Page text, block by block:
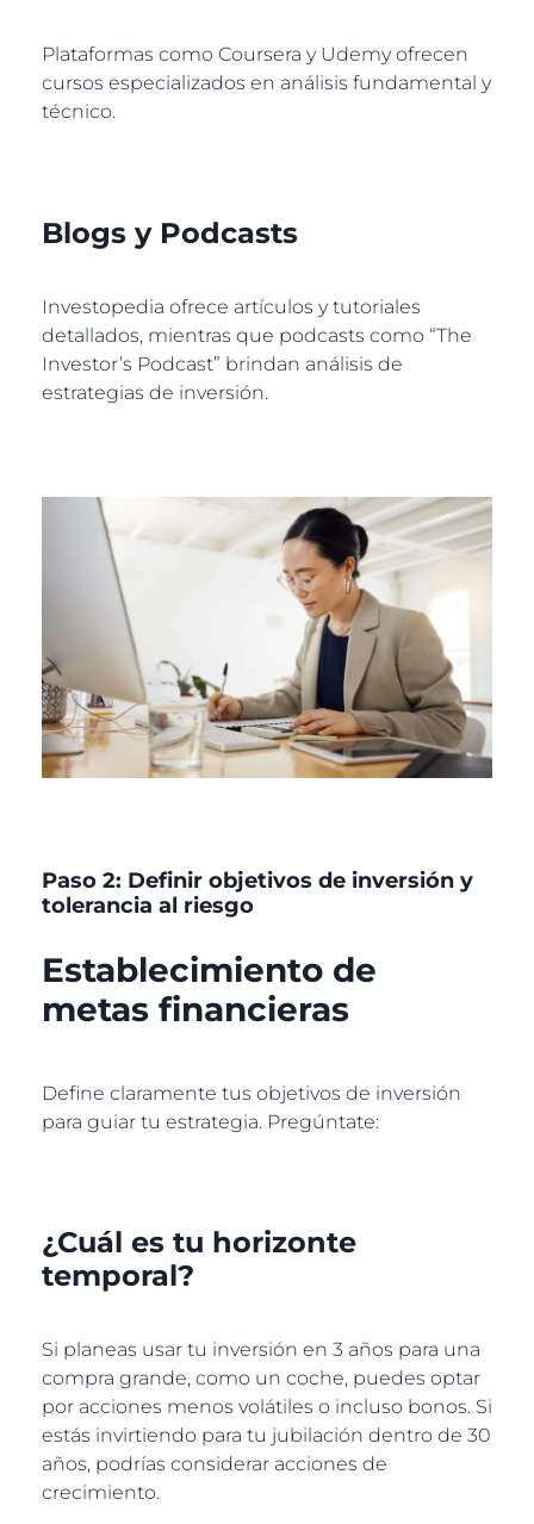
Plataformas como Coursera y Udemy ofrecen
cursos especializados en análisis fundamental y
técnico.
Blogs y Podcasts
Investopedia ofrece artículos y tutoriales
detallados, mientras que podcasts como “The
Investor’s Podcast” brindan análisis de
estrategias de inversión.
Paso 2: Definir objetivos de inversión y
tolerancia al riesgo
Establecimiento de
metas financieras
Define claramente tus objetivos de inversión
para guiar tu estrategia. Pregúntate:
¿Cuál es tu horizonte
temporal?
Si planeas usar tu inversión en 3 años para una
compra grande, como un coche, puedes optar
por acciones menos volátiles o incluso bonos. Si
estás invirtiendo para tu jubilación dentro de 30
años, podrías considerar acciones de
crecimiento.